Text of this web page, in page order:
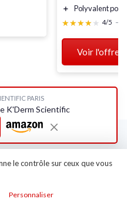
＋
Polyvalentpour
★★★★★
★★★★★ 4/5 —
Voir l'offre
PARIS
K'Derm Scientific
Novembre 2023
Mars 2024
le contrôle sur ceux que vous
Personnaliser